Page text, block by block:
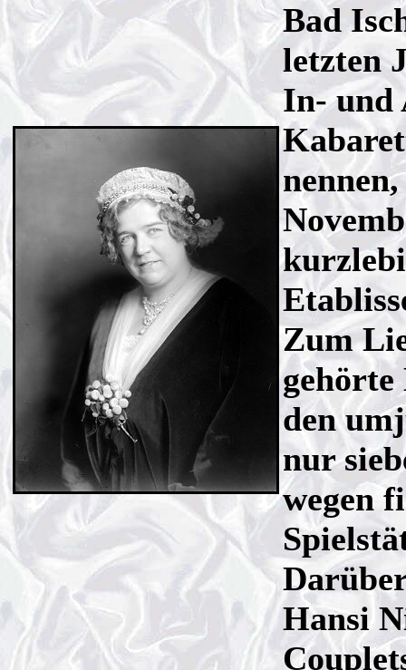
Bad
letzten
In- und
Zum
gehörte
den
nur
wegen
Hansi